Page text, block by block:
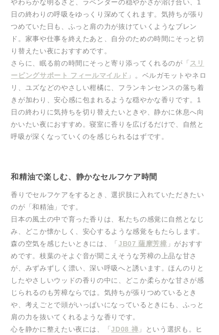
やわらかな明るさと、ラベンダーの穏やかさが溶け合い、1
日の終わりの呼吸をゆっくり深めてくれます。気持ちが張り
つめていた日も、ふっと肩の力が抜けていくようなブレン
ド。家事や仕事を終えたあと、自分のための時間にそっと切
り替えたい夜におすすめです。
さらに、眠る前の時間にそっと寄り添ってくれるのが「 スリ
ーピングサポート フィールマイルド 」。ベルガモットやネロ
リ、ユズなどのやさしい柑橘に、フランキンセンスの落ち着
きが加わり、安心感に包まれるような穏やかな香りです。1
日の終わりに気持ちを切り替えたいときや、静かに休息へ向
かいたい夜におすすめ。寝室に香りを広げるだけで、自然と
呼吸が深くなっていくのを感じられるはずです。
和精油で楽しむ、静かなセルフケア時間
香りでセルフケアをするとき、選択肢に入れていただきたい
のが「和精油」です。
日本の風土の中で育った香りは、私たちの感覚に自然となじ
み、どこか懐かしく、安心するような感覚をもたらします。
森の空気を感じたいときには、「JB07 薩摩芳樟 」がおすす
めです。枝葉のそよぐ音が聞こえそうな芳樟の上品な甘さ
が、みずみずしく漂い、深い呼吸へと誘います。ほんのりと
したやさしいウッドの香りの中に、どこか柔らかな甘さが感
じられるのも芳樟ならでは。気持ちが張りつめているとき
や、考えごとで頭がいっぱいになっているときにも、ふっと
肩の力を抜いてくれるような香りです。
心を静かに整えたい夜には、「JD08 禅 」という選択も。ヒ